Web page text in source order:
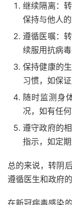
继续隔离：
保持与他人
遵循医嘱：
续服用抗病
保持健康的
习惯，如保
随时监测身
况，如有任
遵守政府的
指示，如定
总的来说，转阴
遵循医生和政府
在新冠病毒感染